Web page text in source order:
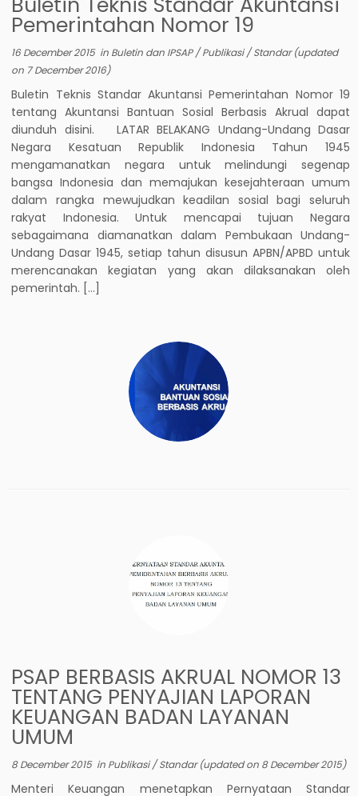
Pemerintahan Nomor 19
16 December 2015in Buletin dan IPSAP/Publikasi/Standar(updated
on 7 December 2016)
Buletin Teknis Standar Akuntansi Pemerintahan Nomor 19
tentang Akuntansi Bantuan Sosial Berbasis Akrual dapat
diunduh disini. LATAR BELAKANG Undang-Undang Dasar
Negara Kesatuan Republik Indonesia Tahun 1945
mengamanatkan negara untuk melindungi segenap
bangsa Indonesia dan memajukan kesejahteraan umum
dalam rangka mewujudkan keadilan sosial bagi seluruh
rakyat Indonesia. Untuk mencapai tujuan Negara
sebagaimana diamanatkan dalam Pembukaan Undang-
Undang Dasar 1945, setiap tahun disusun APBN/APBD untuk
merencanakan kegiatan yang akan dilaksanakan oleh
pemerintah. […]
PSAP BERBASIS AKRUAL NOMOR 13
TENTANG PENYAJIAN LAPORAN
KEUANGAN BADAN LAYANAN
UMUM
8 December 2015in Publikasi/Standar(updated on 8 December 2015)
Menteri Keuangan menetapkan Pernyataan Standar